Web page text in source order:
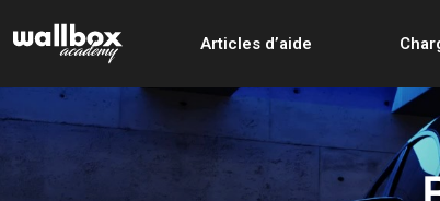
Articles d’aide